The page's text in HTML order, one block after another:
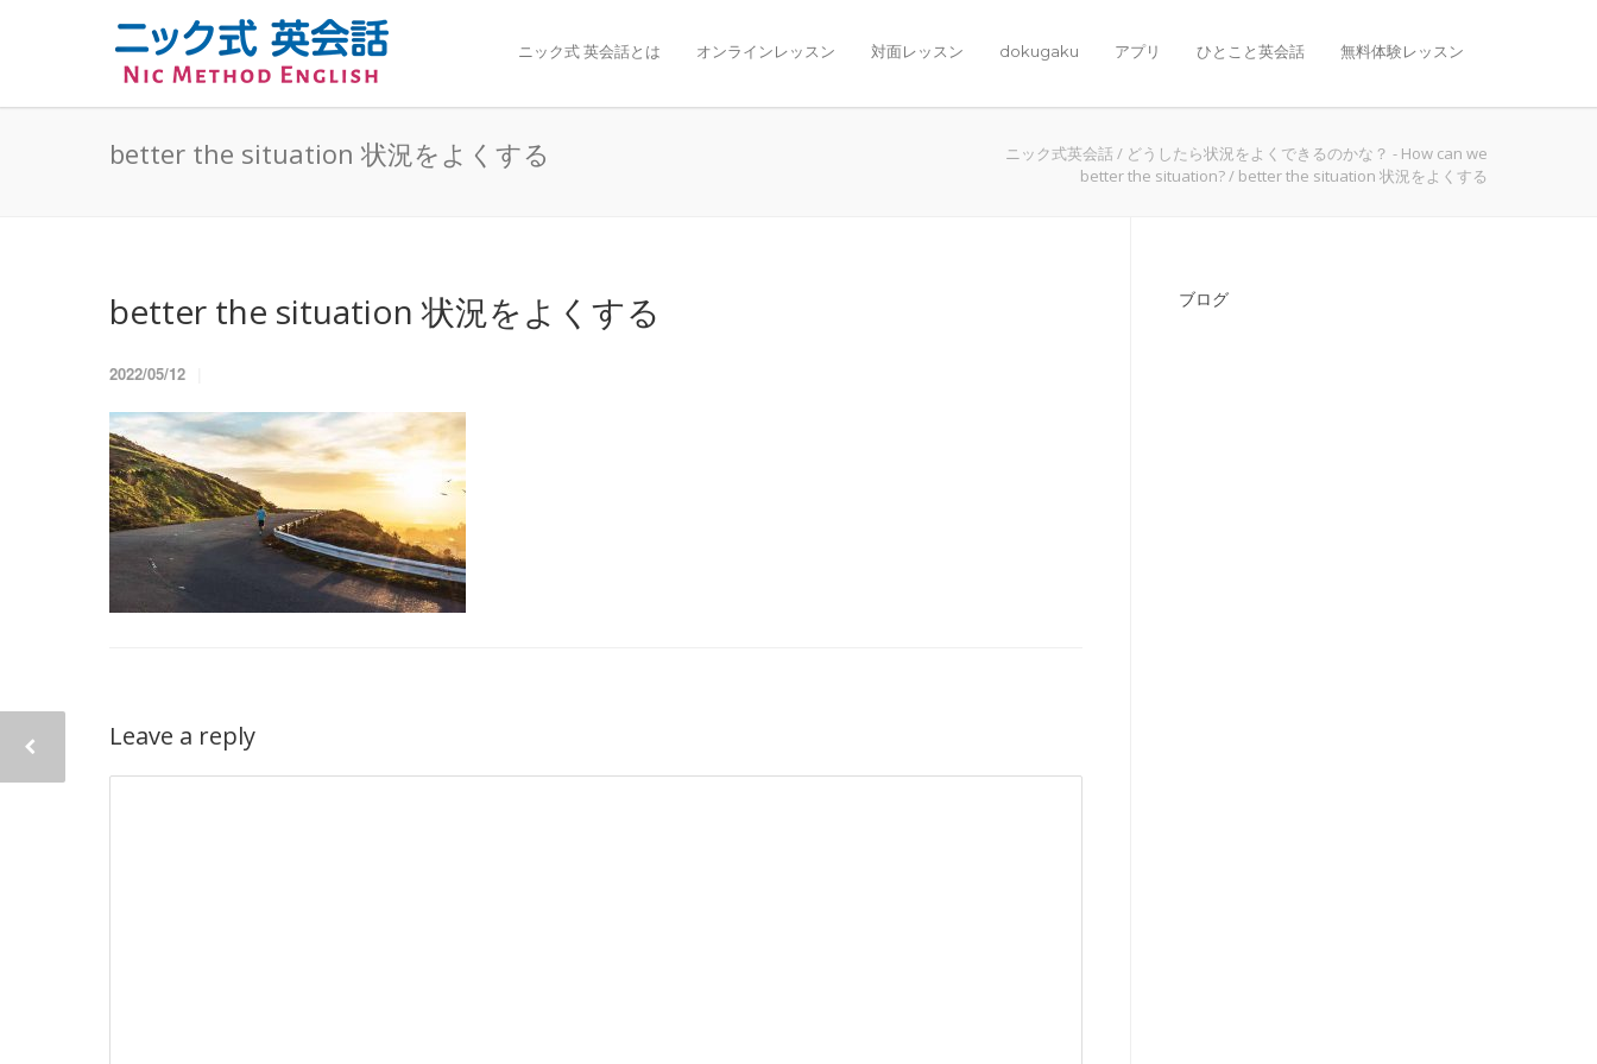
ニック式 英会話とは オンラインレッスン 対面レッスン dokugaku アプリ ひとこと英会話 無料体験レッスン
better the situation 状況をよくする ニック式英会話 / どうしたら状況をよくできるのかな？ - How can we
better the situation?/ better the situation 状況をよくする
better the situation 状況をよくする
2022/05/12
Leave a reply
ブログ